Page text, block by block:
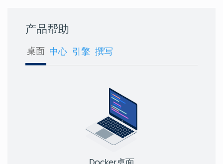
产品帮助
桌面 中心 引擎 撰写